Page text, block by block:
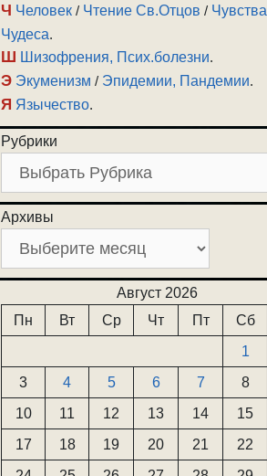
Ч Человек / Чтение Св.Отцов / Чувства
Чудеса.
Ш Шизофрения, Псих.болезни.
Э Экуменизм / Эпидемии, Пандемии.
Я Язычество.
Рубрики
Архивы
Август 2026
Пн
Вт Ср Чт Пт Сб
1
3
4 5 6 7 8
10
11 12 13 14 15
17
18 19 20 21 22